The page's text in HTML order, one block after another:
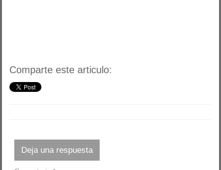
Comparte este articulo:
Deja una respuesta